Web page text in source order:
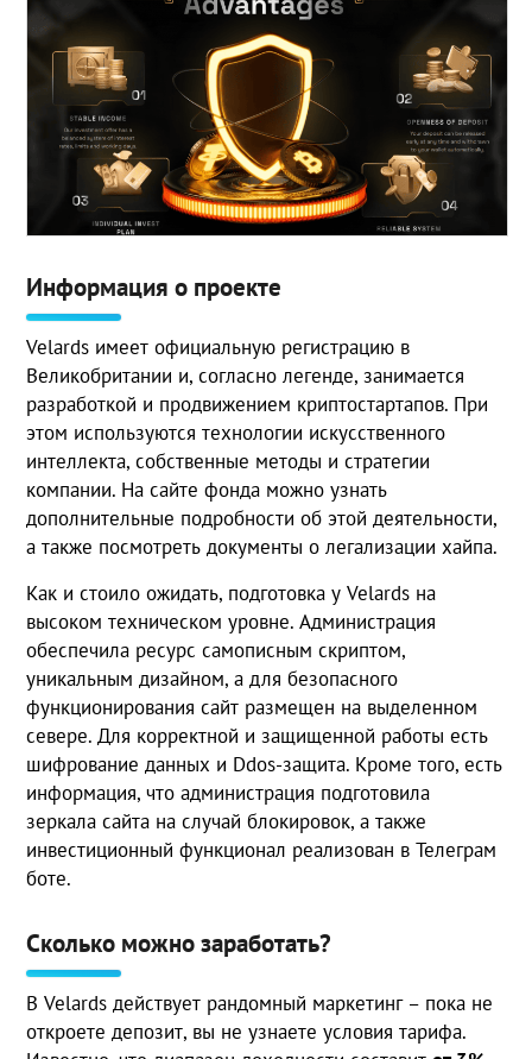
Информация о проекте
Velards имеет официальную регистрацию в
Великобритании и, согласно легенде, занимается
разработкой и продвижением криптостартапов. При
этом используются технологии искусственного
интеллекта, собственные методы и стратегии
компании. На сайте фонда можно узнать
дополнительные подробности об этой деятельности,
а также посмотреть документы о легализации хайпа.
Как и стоило ожидать, подготовка у Velards на
высоком техническом уровне. Администрация
обеспечила ресурс самописным скриптом,
уникальным дизайном, а для безопасного
функционирования сайт размещен на выделенном
севере. Для корректной и защищенной работы есть
шифрование данных и Ddos-защита. Кроме того, есть
информация, что администрация подготовила
зеркала сайта на случай блокировок, а также
инвестиционный функционал реализован в Телеграм
боте.
Сколько можно заработать?
В Velards действует рандомный маркетинг – пока не
откроете депозит, вы не узнаете условия тарифа.